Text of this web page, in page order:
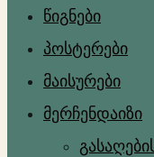
წიგნები
პოსტერები
მაისურები
მერჩენდაიზი